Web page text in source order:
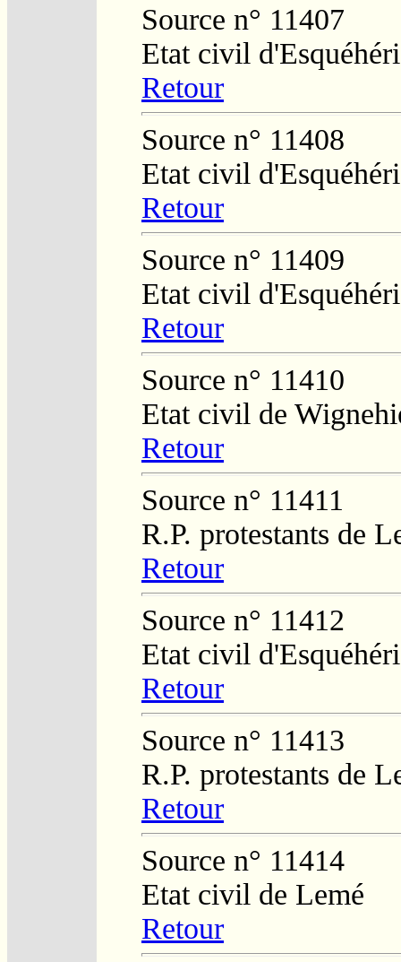
Source n° 11407
Etat civil
Retour
Source n° 11408
Etat civil
Retour
Source n° 11409
Etat civil
Retour
Source n° 11410
Etat civil de
Retour
Source n° 11411
R.P. protestants de
Retour
Source n° 11412
Etat civil
Retour
Source n° 11413
R.P. protestants de
Retour
Source n° 11414
Etat civil de Lemé
Retour